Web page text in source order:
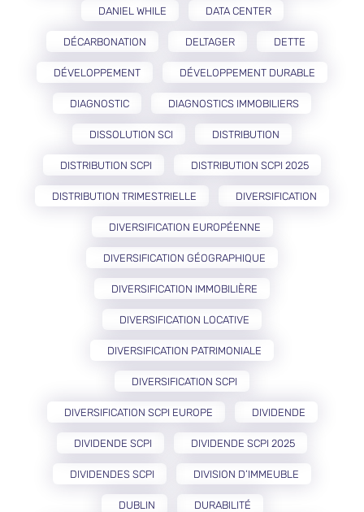
DANIEL WHILE DATA CENTER
DÉCARBONATION DELTAGER DETTE
DÉVELOPPEMENT DÉVELOPPEMENT DURABLE
DIAGNOSTIC DIAGNOSTICS IMMOBILIERS
DISSOLUTION SCI DISTRIBUTION
DISTRIBUTION SCPI DISTRIBUTION SCPI 2025
DISTRIBUTION TRIMESTRIELLE DIVERSIFICATION
DIVERSIFICATION EUROPÉENNE
DIVERSIFICATION GÉOGRAPHIQUE
DIVERSIFICATION IMMOBILIÈRE
DIVERSIFICATION LOCATIVE
DIVERSIFICATION PATRIMONIALE
DIVERSIFICATION SCPI
DIVERSIFICATION SCPI EUROPE DIVIDENDE
DIVIDENDE SCPI DIVIDENDE SCPI 2025
DIVIDENDES SCPI DIVISION D’IMMEUBLE
DUBLIN DURABILITÉ